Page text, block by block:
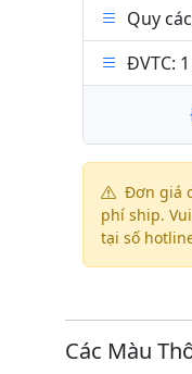
Quy
ĐVTC:
Đơn giá
phí ship.
tại số
Các Màu